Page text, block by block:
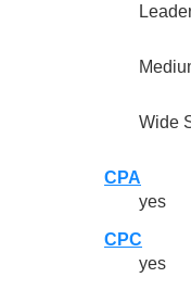
Wide
CPA
yes
CPC
yes